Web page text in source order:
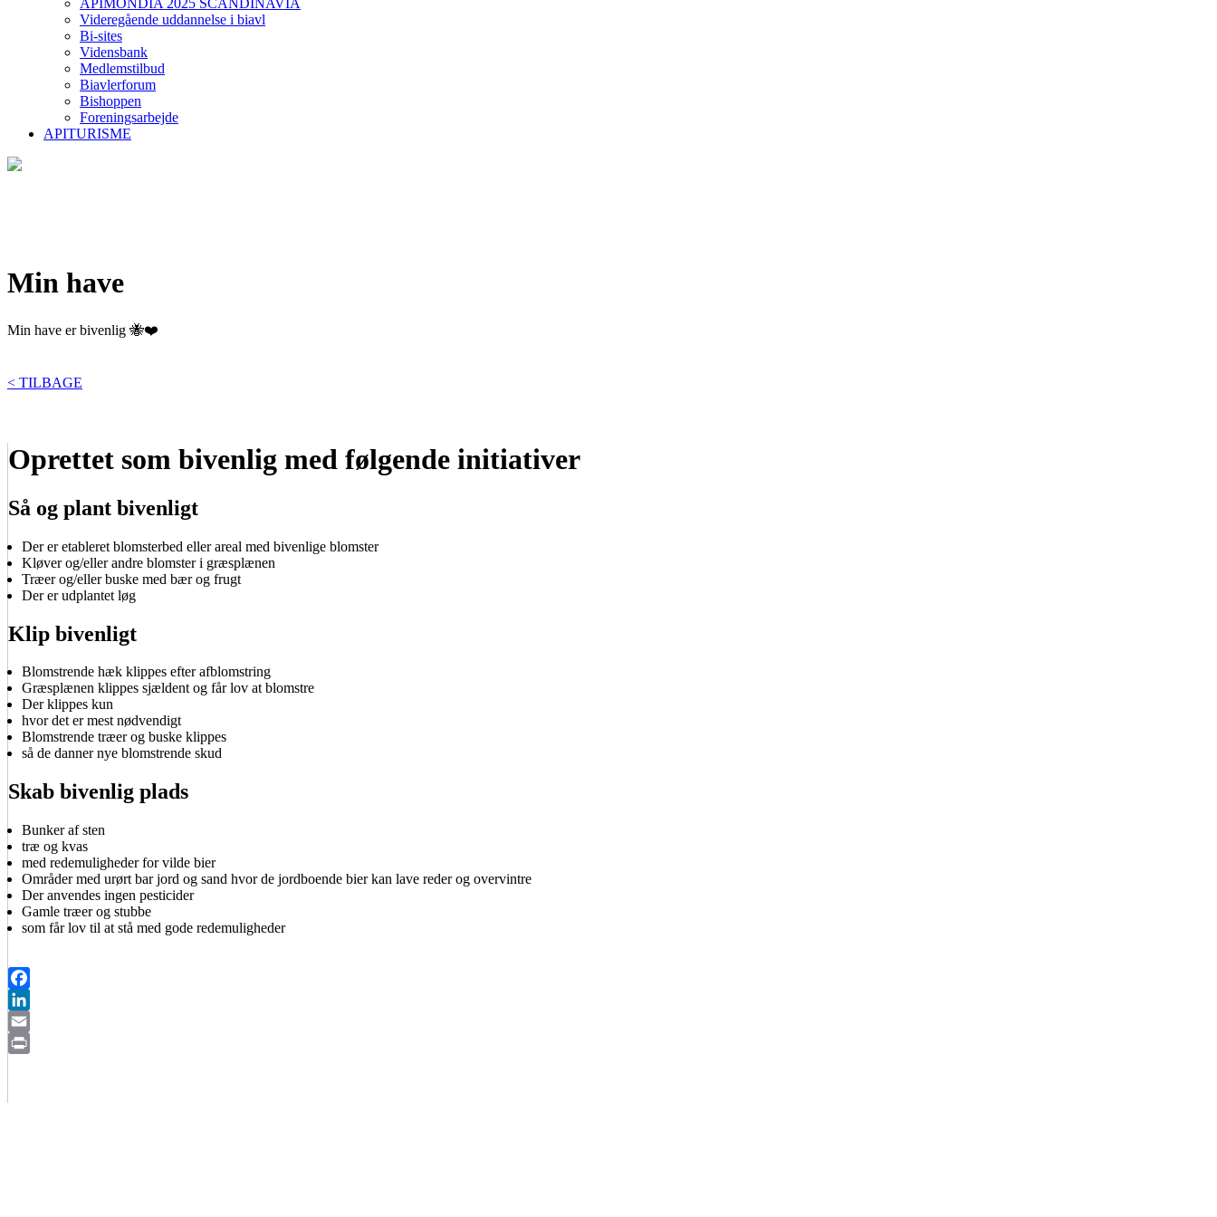
APIMONDIA 2025 SCANDINAVIA
Videregående uddannelse i biavl
Bi-sites
Vidensbank
Medlemstilbud
Biavlerforum
Bishoppen
Foreningsarbejde
APITURISME
Min have
Min have er bivenlig 🐝❤️
< TILBAGE
Oprettet som bivenlig med følgende initiativer
Så og plant bivenligt
Der er etableret blomsterbed eller areal med bivenlige blomster
Kløver og/eller andre blomster i græsplænen
Træer og/eller buske med bær og frugt
Der er udplantet løg
Klip bivenligt
Blomstrende hæk klippes efter afblomstring
Græsplænen klippes sjældent og får lov at blomstre
Der klippes kun
hvor det er mest nødvendigt
Blomstrende træer og buske klippes
så de danner nye blomstrende skud
Skab bivenlig plads
Bunker af sten
træ og kvas
med redemuligheder for vilde bier
Områder med urørt bar jord og sand hvor de jordboende bier kan lave reder og overvintre
Der anvendes ingen pesticider
Gamle træer og stubbe
som får lov til at stå med gode redemuligheder
Facebook
LinkedIn
Email